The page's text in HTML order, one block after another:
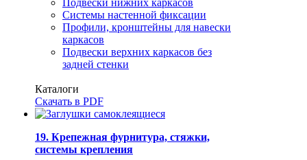
Подвески нижних каркасов
Системы настенной фиксации
Профили, кронштейны для навески
каркасов
Подвески верхних каркасов без
задней стенки
Каталоги
Скачать в PDF
19. Крепежная фурнитура, стяжки,
системы крепления